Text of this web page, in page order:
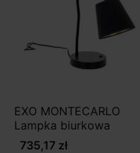
EXO MONTECARLO
Lampka biurkowa
735,17 zł